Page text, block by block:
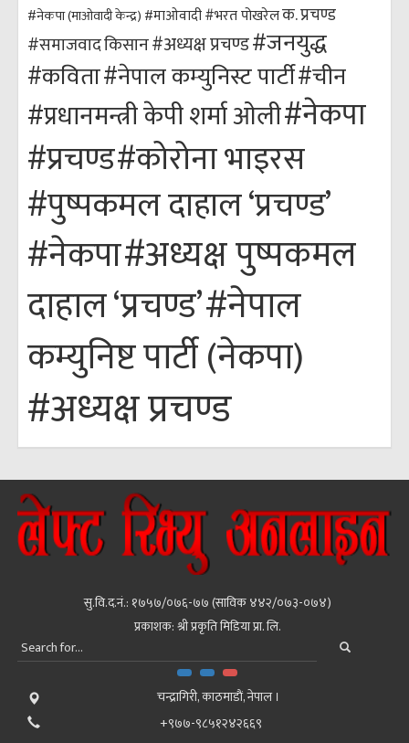
#नेकपा (माओवादी केन्द्र) #माओवादी#भरत पोखरेलक. प्रचण्ड
#समाजवादकिसान#अध्यक्ष प्रचण्ड#जनयुद्ध
#कविता#नेपाल कम्युनिस्ट पार्टी#चीन
#प्रधानमन्त्री केपी शर्मा ओली#नेकपा
#प्रचण्ड#कोरोना भाइरस
#पुष्पकमल दाहाल ‘प्रचण्ड’
#नेकपा#अध्यक्ष पुष्पकमल
दाहाल ‘प्रचण्ड’#नेपाल
कम्युनिष्ट पार्टी (नेकपा)
#अध्यक्ष प्रचण्ड
सु.वि.द.नं.: १७५७/०७६-७७ (साविक ४४२/०७३-०७४)
प्रकाशक: श्री प्रकृति मिडिया प्रा. लि.
चन्द्रागिरी, काठमाडाैं, नेपाल ।
+९७७-९८५१२४२६६९